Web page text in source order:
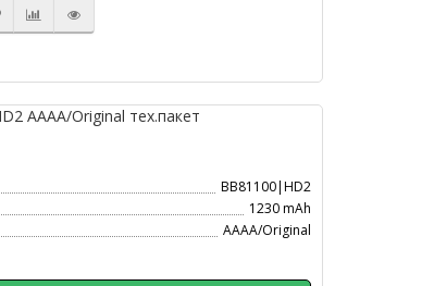
AAAA/Original тех.пакет
BB81100|HD2
1230 mAh
AAAA/Original